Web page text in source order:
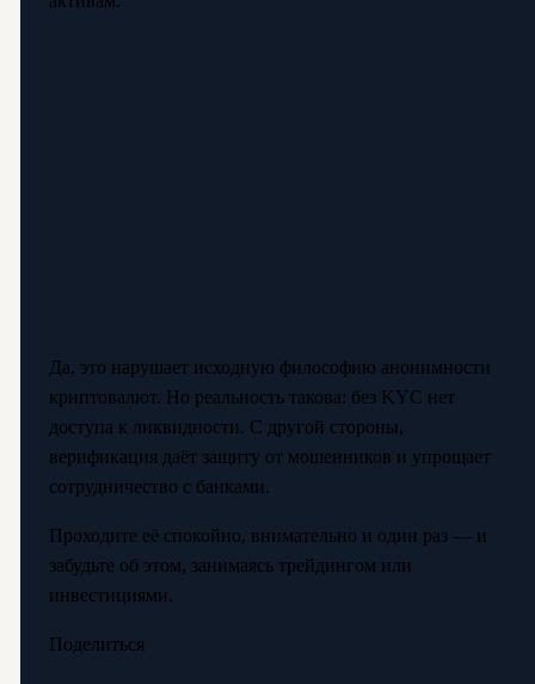
Да, это нарушает исходную философию анонимности
криптовалют. Но реальность такова: без KYC нет
доступа к ликвидности. С другой стороны,
верификация даёт защиту от мошенников и упрощает
сотрудничество с банками.
Проходите её спокойно, внимательно и один раз — и
забудьте об этом, занимаясь трейдингом или
инвестициями.
Поделиться